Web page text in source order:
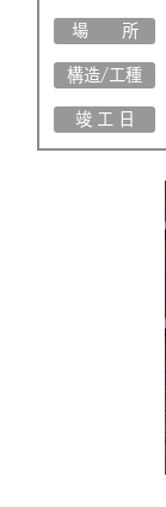
場 所
構造/工種
竣 工 日